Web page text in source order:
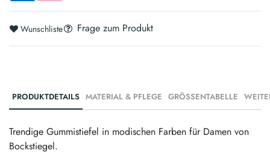
Wunschliste Frage zum Produkt
PRODUKTDETAILS MATERIAL & PFLEGE GRÖSSENTABELLE
Trendige Gummistiefel in modischen Farben für Damen von
Bockstiegel.